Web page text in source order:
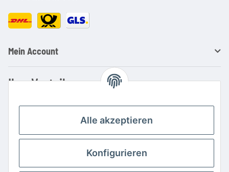
Mein Account
Ihre Vorteile
Kauf auf Rechnung
Große Auswahl an Netzteilen und Ladegeräten
Alle akzeptieren
Konfigurieren